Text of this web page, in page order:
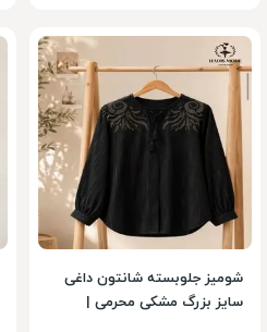
شومیز جلوبسته شانتون داغی
سایز بزرگ مشکی محرمی |